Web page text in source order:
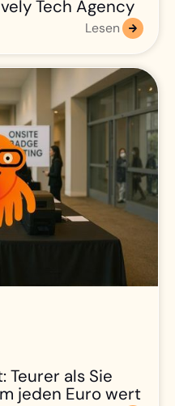
Tech Agency
Lesen
Teurer als Sie
jeden Euro wert